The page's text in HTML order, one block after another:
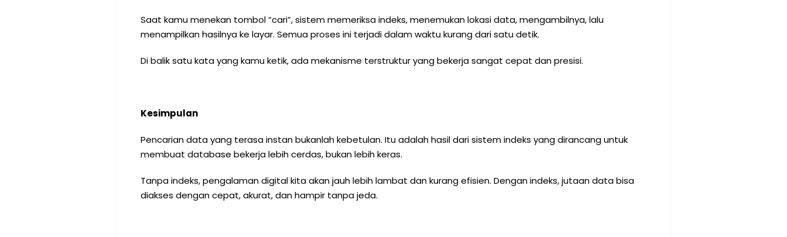
Saat kamu menekan tombol “cari”, sistem memeriksa indeks, menemukan lokasi data, mengambilnya, lalu
menampilkan hasilnya ke layar. Semua proses ini terjadi dalam waktu kurang dari satu detik.
Di balik satu kata yang kamu ketik, ada mekanisme terstruktur yang bekerja sangat cepat dan presisi.
Kesimpulan
Pencarian data yang terasa instan bukanlah kebetulan. Itu adalah hasil dari sistem indeks yang dirancang untuk
membuat database bekerja lebih cerdas, bukan lebih keras.
Tanpa indeks, pengalaman digital kita akan jauh lebih lambat dan kurang efisien. Dengan indeks, jutaan data bisa
diakses dengan cepat, akurat, dan hampir tanpa jeda.